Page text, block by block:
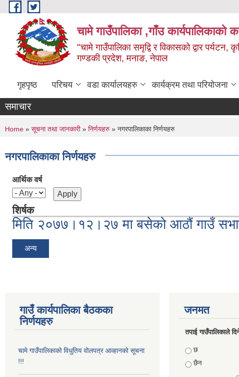
Skip to main content
चामे गाउँपालिका ,गाँउ कार्यपालिकाको
"चामे गाउँपालिका समृद्वि र विकासको द्वार
गण्डकी प्रदेश, मनाङ, नेपाल
गृहपृष्ठ परिचय वडा कार्यालयहरु कार्यक्रम तथा परियोजना
समाचार
You are here
Home » सूचना तथा जानकारी» निर्णयहरु » नगरपालिकाका निर्णयहरु
नगरपालिकाका निर्णयहरु
आर्थिक वर्ष
शिर्षक
मिति २०७७।१२।२७ मा बसेको आठौं गाउँ
अन्य
गाउँ कार्यपालिका बैठकका
निर्णयहरु
चामे गाउँपालिकाको विधुतिय वोलपत्र आव्हानको सूचना
!!!
जनमत
तपाई गाउँपालिकाले
Choices
छ
छैन